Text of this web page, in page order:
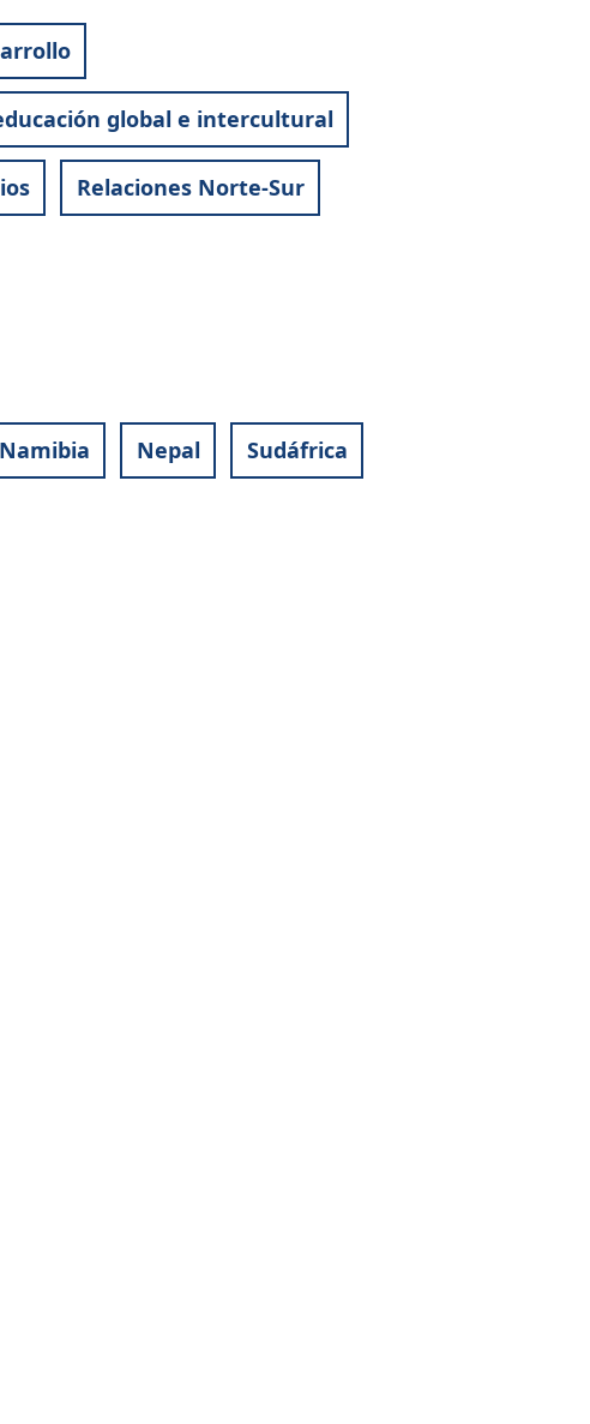
global e intercultural
Relaciones Norte-Sur
Namibia Nepal Sudáfrica